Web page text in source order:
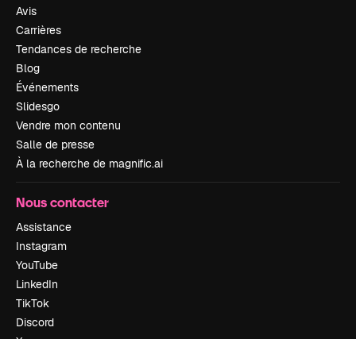
Avis
Carrières
Tendances de recherche
Blog
Événements
Slidesgo
Vendre mon contenu
Salle de presse
À la recherche de magnific.ai
Nous contacter
Assistance
Instagram
YouTube
LinkedIn
TikTok
Discord